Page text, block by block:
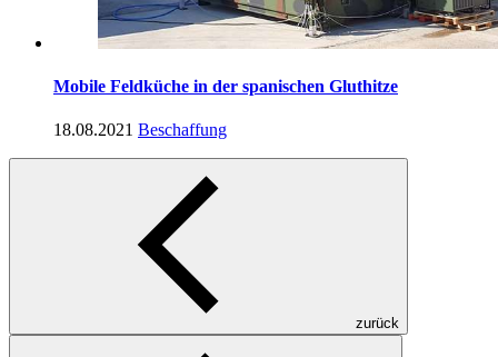
Mobile Feldküche in der spanischen Gluthitze
18.08.2021 Beschaffung
zurück